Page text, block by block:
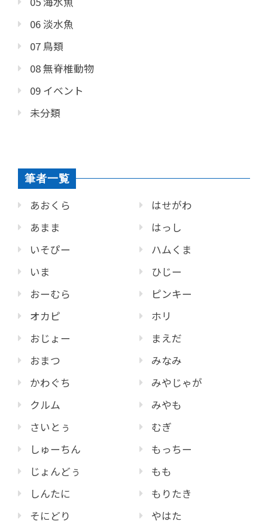
06 淡水魚
07 鳥類
08 無脊椎動物
09 イベント
未分類
筆者一覧
あおくら
あまま
いそぴー
いま
おーむら
オカピ
おじょー
おまつ
かわぐち
クルム
さいとぅ
しゅーちん
じょんどぅ
しんたに
そにどり
はせがわ
はっし
ハムくま
ひじー
ピンキー
ホリ
まえだ
みなみ
みやじゃが
みやも
むぎ
もっちー
もも
もりたき
やはた